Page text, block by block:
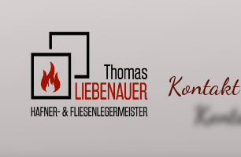
Kontakt